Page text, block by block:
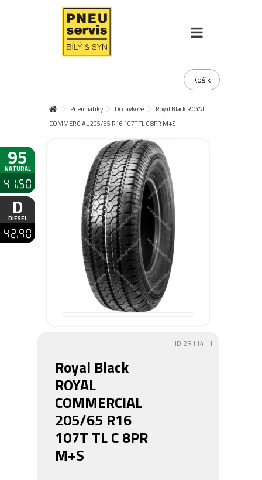
95
NATURAL
41,50
D
DIESEL
42,90
Košík
Pneumatiky Dodávkové
Royal Black ROYAL
COMMERCIAL 205/65 R16 107T TL C 8PR M+S
ID:2R114H1
Royal Black
ROYAL
COMMERCIAL
205/65 R16
107T TL C 8PR
M+S